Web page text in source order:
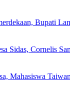
Bupati
Sidas, Cornelis
Mahasiswa